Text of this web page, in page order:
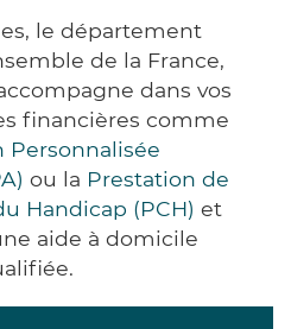
le département
de la France,
dans vos
financières comme
Personnalisée
ou la Prestation de
Handicap (PCH) et
aide à domicile